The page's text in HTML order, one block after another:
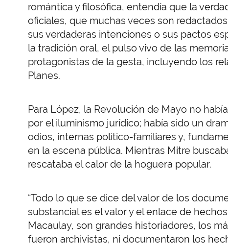
romántica y filosófica, entendía que la
oficiales, que muchas veces son
sus verdaderas intenciones o sus pactos
la tradición oral, el pulso vivo de las
protagonistas de la gesta, incluyendo los
Planes.
Para López, la Revolución de Mayo no
por el iluminismo jurídico; había sido un
odios, internas político-familiares y,
en la escena pública. Mientras Mitre
rescataba el calor de la hoguera popular.
“Todo lo que se dice del valor de los
substancial es el valor y el enlace de
Macaulay, son grandes historiadores, los
fueron archivistas, ni documentaron los